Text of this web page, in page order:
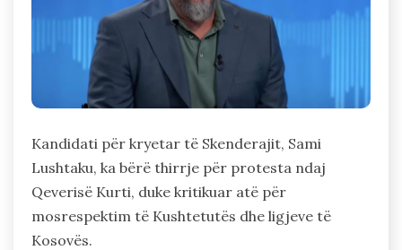
Kandidati për kryetar të Skenderajit, Sami
Lushtaku, ka bërë thirrje për protesta ndaj
Qeverisë Kurti, duke kritikuar atë për
mosrespektim të Kushtetutës dhe ligjeve të
Kosovës.